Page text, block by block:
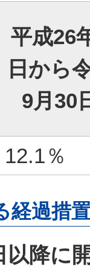
平成26
日から
9月30
12.1％
経過措
以降に